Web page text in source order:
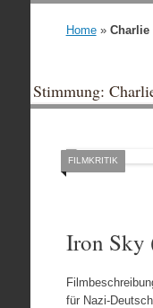
Home» Charlie
Stimmung:
FILMKRITIK
Iron Sky
für Nazi-